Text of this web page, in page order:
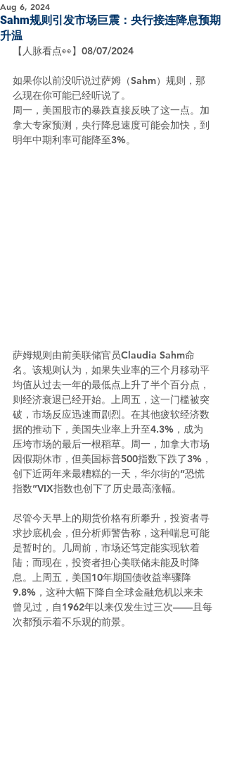
Sahm规则引发市场巨震：央行接连降息预期
升温
Aug 6, 2024
【人脉看点👀】08/07/2024
如果你以前没听说过萨姆（Sahm）规则，那
么现在你可能已经听说了。
周一，美国股市的暴跌直接反映了这一点。加
拿大专家预测，央行降息速度可能会加快，到
明年中期利率可能降至3%。
萨姆规则由前美联储官员Claudia Sahm命
名。该规则认为，如果失业率的三个月移动平
均值从过去一年的最低点上升了半个百分点，
则经济衰退已经开始。上周五，这一门槛被突
破，市场反应迅速而剧烈。在其他疲软经济数
据的推动下，美国失业率上升至4.3%，成为
压垮市场的最后一根稻草。周一，加拿大市场
因假期休市，但美国标普500指数下跌了3%，
创下近两年来最糟糕的一天，华尔街的“恐慌
指数”VIX指数也创下了历史最高涨幅。
尽管今天早上的期货价格有所攀升，投资者寻
求抄底机会，但分析师警告称，这种喘息可能
是暂时的。几周前，市场还笃定能实现软着
陆；而现在，投资者担心美联储未能及时降
息。上周五，美国10年期国债收益率骤降
9.8%，这种大幅下降自全球金融危机以来未
曾见过，自1962年以来仅发生过三次——且每
次都预示着不乐观的前景。